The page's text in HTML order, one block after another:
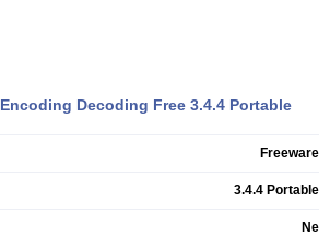
Encoding Decoding Free 3.4.4 Portable
Freeware
3.4.4 Portable
Ne